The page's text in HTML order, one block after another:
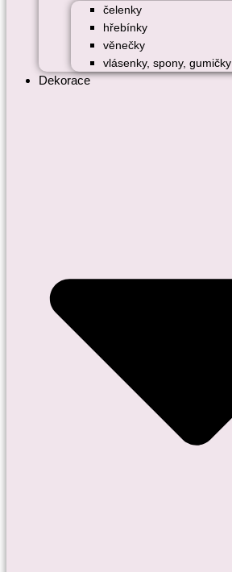
čelenky
hřebínky
věnečky
vlásenky, spony, gumičky
Dekorace